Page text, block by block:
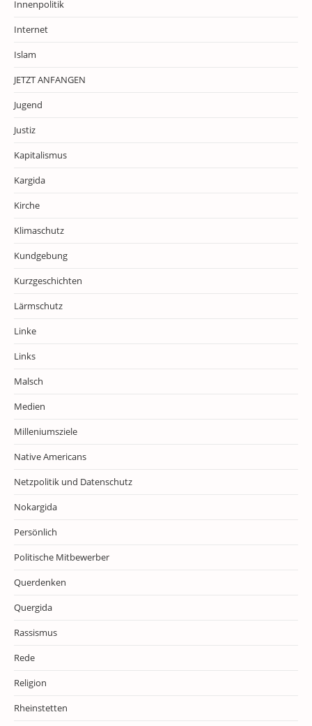
Innenpolitik
Internet
Islam
JETZT ANFANGEN
Jugend
Justiz
Kapitalismus
Kargida
Kirche
Klimaschutz
Kundgebung
Kurzgeschichten
Lärmschutz
Linke
Links
Malsch
Medien
Milleniumsziele
Native Americans
Netzpolitik und Datenschutz
Nokargida
Persönlich
Politische Mitbewerber
Querdenken
Quergida
Rassismus
Rede
Religion
Rheinstetten